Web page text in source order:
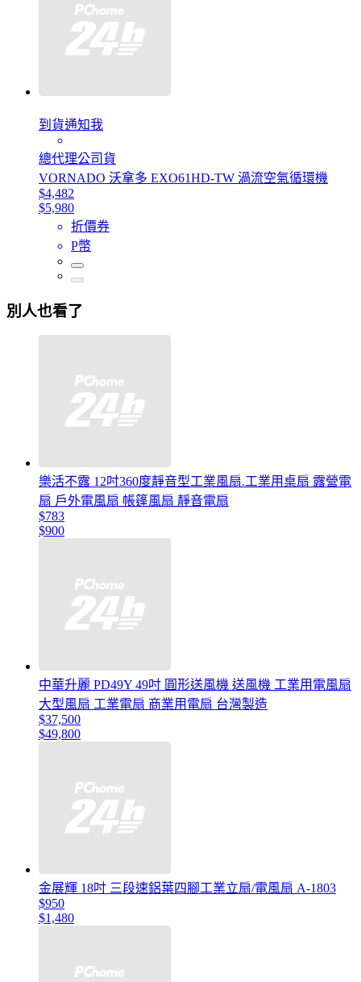
到貨通知我
總代理公司貨
VORNADO 沃拿多 EXO61HD-TW 渦流空氣循環機
$4,482
$5,980
折價券
P幣
別人也看了
樂活不露 12吋360度靜音型工業風扇.工業用桌扇 露營電
扇 戶外電風扇 帳篷風扇 靜音電扇
$783
$900
中華升麗 PD49Y 49吋 圓形送風機 送風機 工業用電風扇
大型風扇 工業電扇 商業用電扇 台灣製造
$37,500
$49,800
金展輝 18吋 三段速鋁葉四腳工業立扇/電風扇 A-1803
$950
$1,480